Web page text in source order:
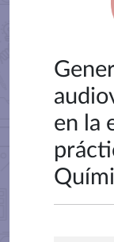
en la